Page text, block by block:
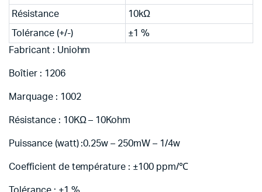
Résistance 10kΩ
Tolérance (+/-)
±1 %
Fabricant : Uniohm
Boîtier : 1206
Marquage : 1002
Résistance : 10KΩ – 10Kohm
Puissance (watt) :0.25w – 250mW – 1/4w
Coefficient de température : ±100 ppm/℃